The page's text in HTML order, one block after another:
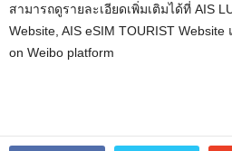
สามารถดูรายละเอียดเพิ่มเติมได้ที่ AIS
Website, AIS eSIM TOURIST Website
on Weibo platform